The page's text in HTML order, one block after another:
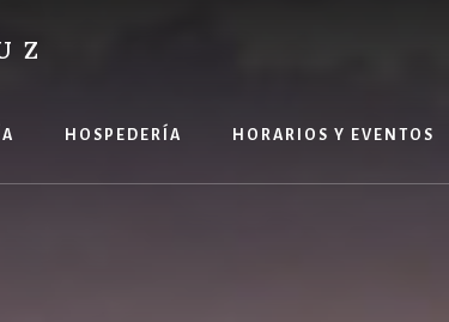
HOSPEDERÍA HORARIOS Y EVENTOS